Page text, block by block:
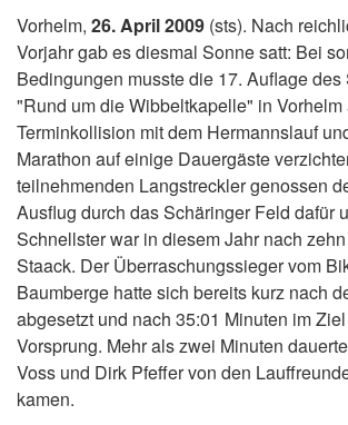
Vorhelm, 26. April 2009 (sts). Nach
Vorjahr gab es diesmal Sonne satt: Bei
Bedingungen musste die 17. Auflage
"Rund um die Wibbeltkapelle" in Vorhelm
Terminkollision mit dem Hermannslauf
Marathon auf einige Dauergäste
teilnehmenden Langstreckler genossen
Ausflug durch das Schäringer Feld dafür
Schnellster war in diesem Jahr nach
Staack. Der Überraschungssieger vom
Baumberge hatte sich bereits kurz nach
abgesetzt und nach 35:01 Minuten im
Vorsprung. Mehr als zwei Minuten
Voss und Dirk Pfeffer von den
kamen.